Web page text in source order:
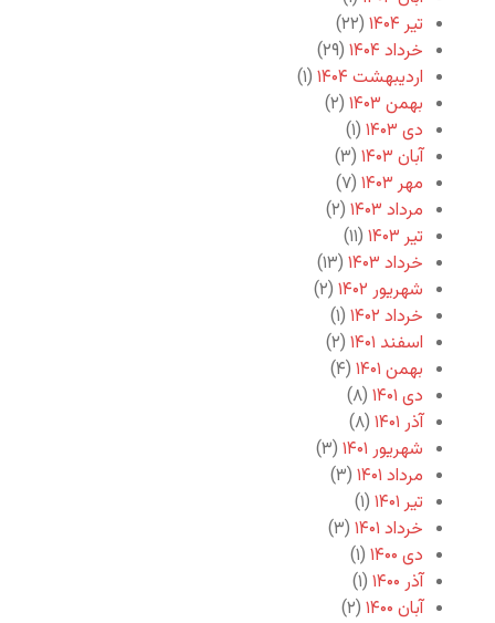
تیر ۱۴۰۴
(۲۲)
خرداد ۱۴۰۴
(۲۹)
اردیبهشت ۱۴۰۴
(۱)
بهمن ۱۴۰۳
(۲)
دی ۱۴۰۳
(۱)
آبان ۱۴۰۳
(۳)
مهر ۱۴۰۳
(۷)
مرداد ۱۴۰۳
(۲)
تیر ۱۴۰۳
(۱۱)
خرداد ۱۴۰۳
(۱۳)
شهریور ۱۴۰۲
(۲)
خرداد ۱۴۰۲
(۱)
اسفند ۱۴۰۱
(۲)
بهمن ۱۴۰۱
(۴)
دی ۱۴۰۱
(۸)
آذر ۱۴۰۱
(۸)
شهریور ۱۴۰۱
(۳)
مرداد ۱۴۰۱
(۳)
تیر ۱۴۰۱
(۱)
خرداد ۱۴۰۱
(۳)
دی ۱۴۰۰
(۱)
آذر ۱۴۰۰
(۱)
آبان ۱۴۰۰
(۲)